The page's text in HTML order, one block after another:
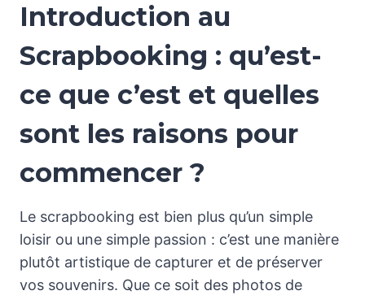
Introduction au
Scrapbooking : qu’est-
ce que c’est et quelles
sont les raisons pour
commencer ?
Le scrapbooking est bien plus qu’un simple
loisir ou une simple passion : c’est une manière
plutôt artistique de capturer et de préserver
vos souvenirs. Que ce soit des photos de